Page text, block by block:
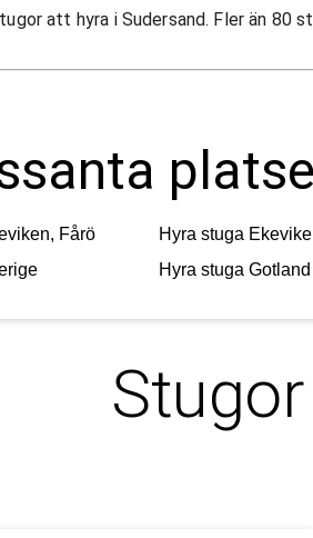
att hyra i Sudersand. Fler än 80
Fårö Hyra stuga
Hyra stuga Gotland